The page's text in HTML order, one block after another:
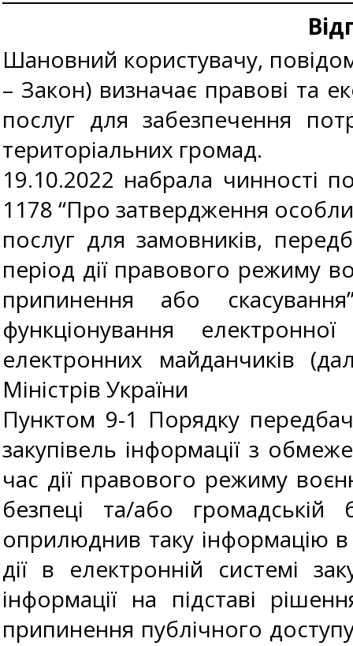
Шановний користувачу,
– Закон) визначає правові та
послуг для забезпечення
територіальних громад.
19.10.2022 набрала чинності
1178 “Про затвердження
послуг для замовників,
період дії правового режиму
припинення або
функціонування
електронних майданчиків
Міністрів України
Пунктом 9-1 Порядку
закупівель інформації з
час дії правового режиму
безпеці та/або
оприлюднив таку інформацію в
дії в електронній системі
інформації на підставі
припинення публічного